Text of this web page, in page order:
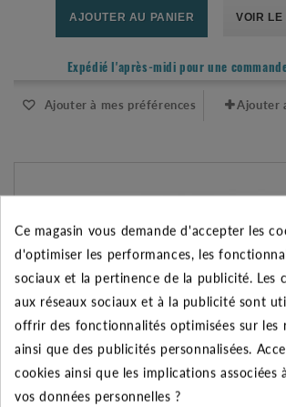
AJOUTER AU PANIER VOIR LE
Expédié l'après-midi pour une
Ajouter à mes préférences Ajouter
Ce magasin vous demande d'accepter les
d'optimiser les performances, les
sociaux et la pertinence de la publicité. Les
aux réseaux sociaux et à la publicité sont
offrir des fonctionnalités optimisées sur les
ainsi que des publicités personnalisées.
cookies ainsi que les implications associées
vos données personnelles ?